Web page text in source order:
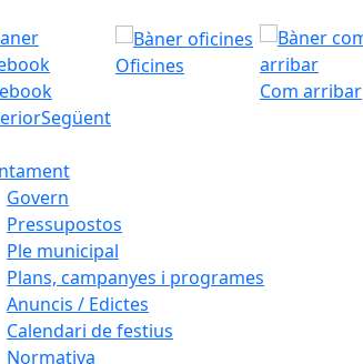
Oficines
Com arribar
Següent
Govern
Pressupostos
Ple municipal
Plans, campanyes i programes
Anuncis / Edictes
Calendari de festius
Normativa